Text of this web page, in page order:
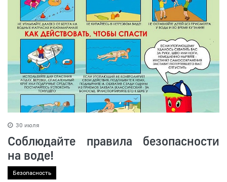
30 июля
Соблюдайте правила безопасности
на воде!
Безопасность